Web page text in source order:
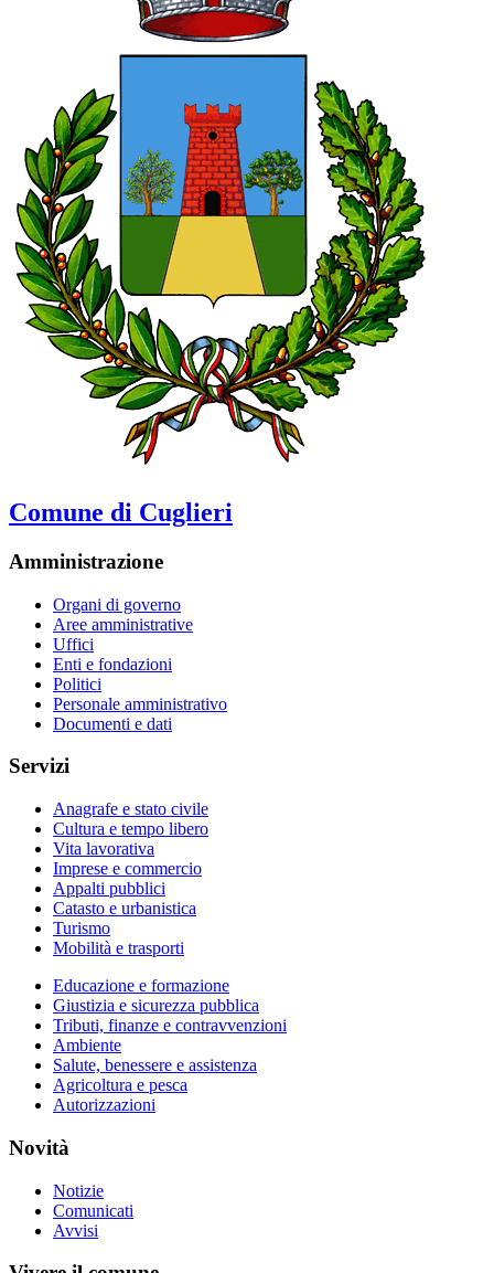
Comune di Cuglieri
Amministrazione
Organi di governo
Aree amministrative
Uffici
Enti e fondazioni
Politici
Personale amministrativo
Documenti e dati
Servizi
Anagrafe e stato civile
Cultura e tempo libero
Vita lavorativa
Imprese e commercio
Appalti pubblici
Catasto e urbanistica
Turismo
Mobilità e trasporti
Educazione e formazione
Giustizia e sicurezza pubblica
Tributi, finanze e contravvenzioni
Ambiente
Salute, benessere e assistenza
Agricoltura e pesca
Autorizzazioni
Novità
Notizie
Comunicati
Avvisi